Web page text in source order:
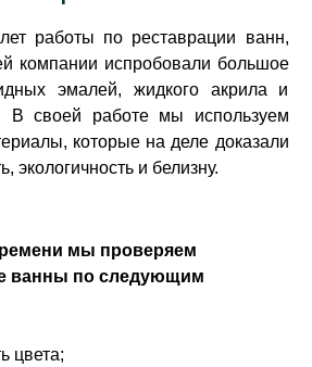
работы по реставрации ванн,
компании испробовали большое
эмалей, жидкого акрила и
В своей работе мы используем
которые на деле доказали
экологичность и белизну.
мы проверяем
ванны по следующим
цвета;